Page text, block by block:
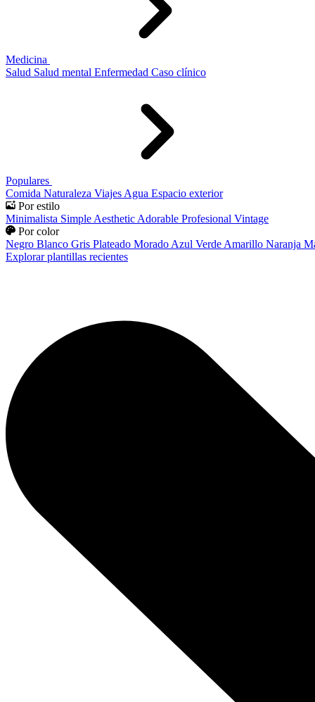
Medicina
Salud Salud mental Enfermedad Caso clínico
Populares
Comida Naturaleza Viajes Agua Espacio exterior
Por estilo
Minimalista Simple Aesthetic Adorable Profesional Vintage
Por color
Negro Blanco Gris Plateado Morado Azul Verde Amarillo Naranja
Explorar plantillas recientes